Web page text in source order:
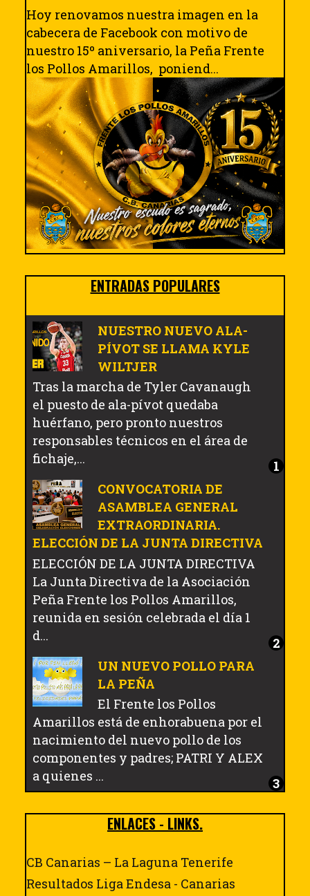
Hoy renovamos nuestra imagen en la
cabecera de Facebook con motivo de
nuestro 15º aniversario, la Peña Frente
los Pollos Amarillos, poniend...
ENTRADAS POPULARES
NUESTRO NUEVO ALA-
PÍVOT SE LLAMA KYLE
WILTJER
Tras la marcha de Tyler Cavanaugh
el puesto de ala-pívot quedaba
huérfano, pero pronto nuestros
responsables técnicos en el área de
fichaje,...
CONVOCATORIA DE
ASAMBLEA GENERAL
EXTRAORDINARIA.
ELECCIÓN DE LA JUNTA DIRECTIVA
ELECCIÓN DE LA JUNTA DIRECTIVA
La Junta Directiva de la Asociación
Peña Frente los Pollos Amarillos,
reunida en sesión celebrada el día 1
d...
UN NUEVO POLLO PARA
LA PEÑA
El Frente los Pollos
Amarillos está de enhorabuena por el
nacimiento del nuevo pollo de los
componentes y padres; PATRI Y ALEX
a quienes ...
ENLACES - LINKS.
CB Canarias – La Laguna Tenerife
Resultados Liga Endesa - Canarias